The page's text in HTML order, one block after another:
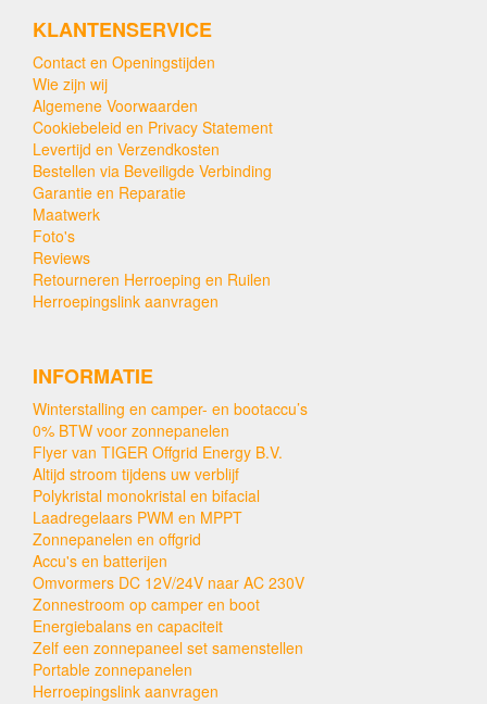
KLANTENSERVICE
Contact en Openingstijden
Wie zijn wij
Algemene Voorwaarden
Cookiebeleid en Privacy Statement
Levertijd en Verzendkosten
Bestellen via Beveiligde Verbinding
Garantie en Reparatie
Maatwerk
Foto's
Reviews
Retourneren Herroeping en Ruilen
Herroepingslink aanvragen
INFORMATIE
Winterstalling en camper- en bootaccu’s
0% BTW voor zonnepanelen
Flyer van TIGER Offgrid Energy B.V.
Altijd stroom tijdens uw verblijf
Polykristal monokristal en bifacial
Laadregelaars PWM en MPPT
Zonnepanelen en offgrid
Accu's en batterijen
Omvormers DC 12V/24V naar AC 230V
Zonnestroom op camper en boot
Energiebalans en capaciteit
Zelf een zonnepaneel set samenstellen
Portable zonnepanelen
Herroepingslink aanvragen